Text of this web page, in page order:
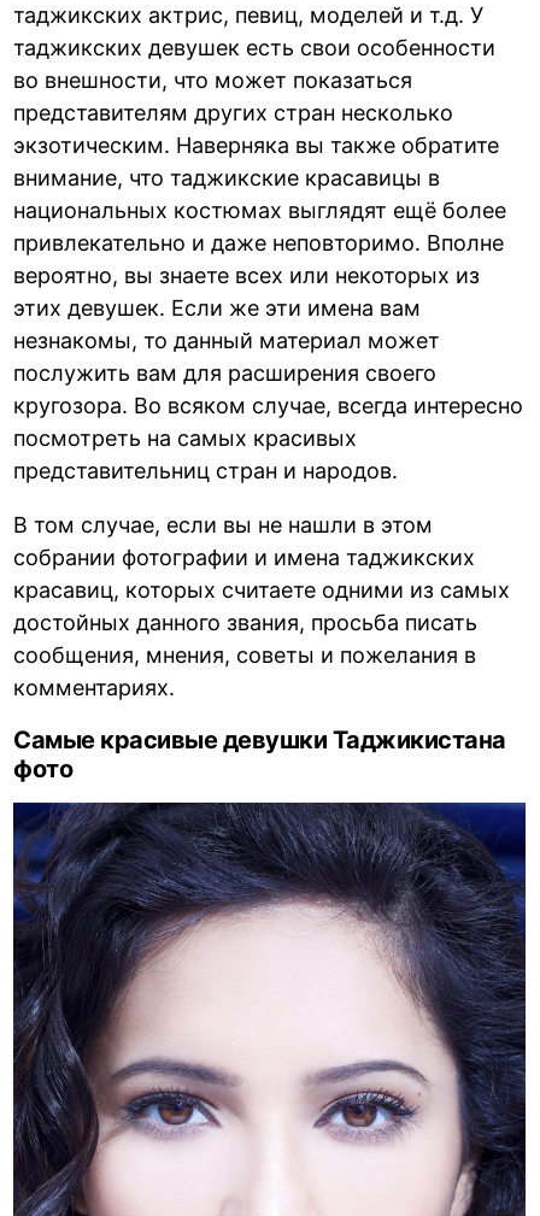
таджикских актрис, певиц, моделей и т.д. У
таджикских девушек есть свои особенности
во внешности, что может показаться
представителям других стран несколько
экзотическим. Наверняка вы также обратите
внимание, что таджикские красавицы в
национальных костюмах выглядят ещё более
привлекательно и даже неповторимо. Вполне
вероятно, вы знаете всех или некоторых из
этих девушек. Если же эти имена вам
незнакомы, то данный материал может
послужить вам для расширения своего
кругозора. Во всяком случае, всегда интересно
посмотреть на самых красивых
представительниц стран и народов.
В том случае, если вы не нашли в этом
собрании фотографии и имена таджикских
красавиц, которых считаете одними из самых
достойных данного звания, просьба писать
сообщения, мнения, советы и пожелания в
комментариях.
Самые красивые девушки Таджикистана
фото